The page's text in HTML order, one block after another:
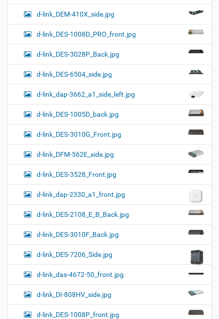
d-link_DEM-410X_side.jpg
d-link_DES-1008D_PRO_front.jpg
d-link_DES-3028P_Back.jpg
d-link_DES-6504_side.jpg
d-link_dap-3662_a1_side_left.jpg
d-link_DES-1005D_back.jpg
d-link_DES-3010G_Front.jpg
d-link_DFM-562E_side.jpg
d-link_DES-3528_Front.jpg
d-link_dap-2330_a1_front.jpg
d-link_DES-2108_E_B_Back.jpg
d-link_DES-3010F_Back.jpg
d-link_DES-7206_Side.jpg
d-link_das-4672-50_front.jpg
d-link_DI-808HV_side.jpg
d-link_DES-1008P_front.jpg